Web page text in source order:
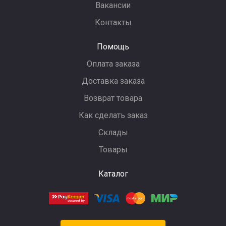
Вакансии
Контакты
Помощь
Оплата заказа
Доставка заказа
Возврат товара
Как сделать заказ
Склады
Товары
Каталог